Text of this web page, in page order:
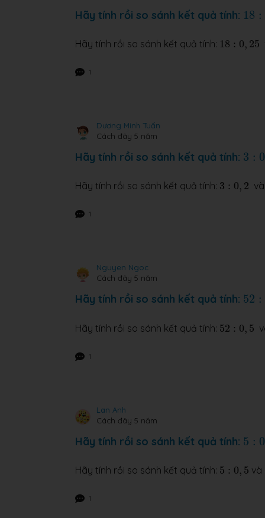
Hãy tính rồi so sánh kết quả tính: 18 :
18: 0
Hãy tính rồi so sánh kết quả tính: 18 : 0, 25
18 0 ,25
1
Dương Minh Tuấn
Cách đây 5 năm
Hãy tính rồi so sánh kết quả tính: 3 : 0
3 0 ,2
Hãy tính rồi so sánh kết quả tính: 3 : 0, 2
3 0 ,2 và
1
Nguyen Ngoc
Cách đây 5 năm
Hãy tính rồi so sánh kết quả tính: 52 :
52 0
Hãy tính rồi so sánh kết quả tính: 52 : 0, 5
52 0 ,5
1
Lan Anh
Cách đây 5 năm
Hãy tính rồi so sánh kết quả tính: 5 : 0
5 0 ,5
Hãy tính rồi so sánh kết quả tính: 5 : 0, 5
5 0 ,5 và
1